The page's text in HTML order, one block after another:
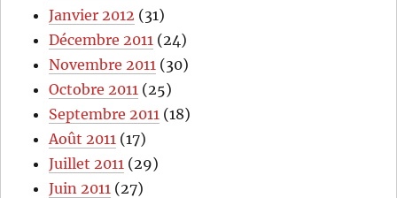
Janvier 2012 (31)
Décembre 2011 (24)
Novembre 2011 (30)
Octobre 2011 (25)
Septembre 2011 (18)
Août 2011 (17)
Juillet 2011 (29)
Juin 2011 (27)